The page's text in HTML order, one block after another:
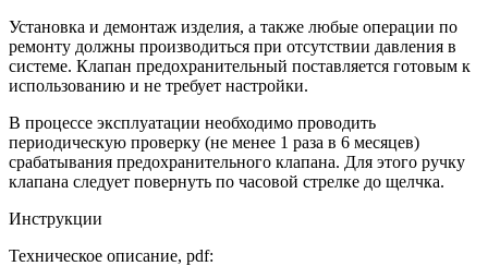
Установка и демонтаж изделия, а также любые операции по
ремонту должны производиться при отсутствии давления в
системе. Клапан предохранительный поставляется готовым к
использованию и не требует настройки.
В процессе эксплуатации необходимо проводить
периодическую проверку (не менее 1 раза в 6 месяцев)
срабатывания предохранительного клапана. Для этого ручку
клапана следует повернуть по часовой стрелке до щелчка.
Инструкции
Техническое описание, pdf: